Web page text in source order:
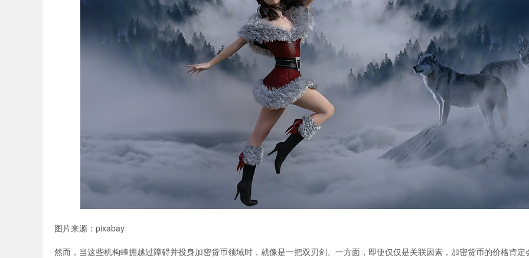
图片来源：pixabay
然而，当这些机构蜂拥越过障碍并投身加密货币领域时，就像是一把双刃剑。一方面，即使仅仅是关联因素，加密货币的价格肯定